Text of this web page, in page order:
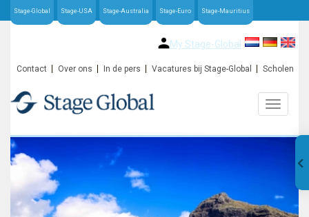
Stage-Global Stage-USA Stage-Australia Stage-Euro Stage-Mauritius
My Stage-Global
Contact Over ons In de pers Vacatures bij Stage-Global Scholen